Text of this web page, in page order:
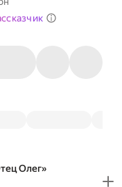
Олег»